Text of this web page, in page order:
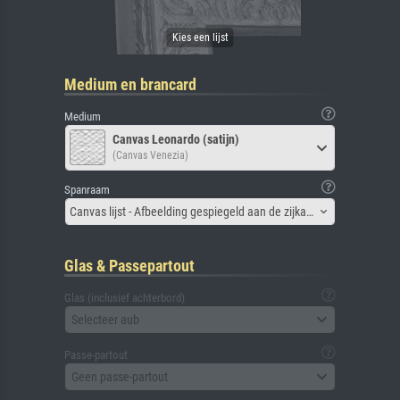
Medium en brancard
Medium
Canvas Leonardo (satijn)
(Canvas Venezia)
Spanraam
Canvas lijst - Afbeelding gespiegeld aan de zijkant
Glas & Passepartout
Glas (inclusief achterbord)
Selecteer aub
Passe-partout
Geen passe-partout